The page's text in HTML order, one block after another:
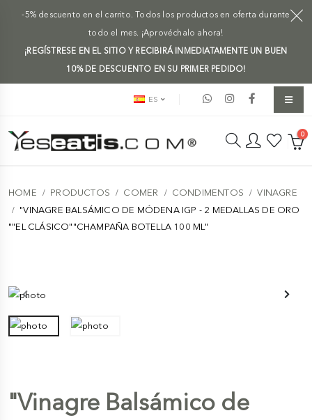
-5% descuento en el carrito. Todos los productos en oferta durante
todo el mes. ¡Aprovéchalo ahora!
¡REGÍSTRESE EN EL SITIO Y RECIBIRÁ INMEDIATAMENTE UN BUEN
10% DE DESCUENTO EN SU PRIMER PEDIDO!
ES
0
HOME PRODUCTOS COMER CONDIMENTOS
VINAGRE
"VINAGRE BALSÁMICO DE MÓDENA IGP - 2 MEDALLAS DE ORO
""EL CLÁSICO""CHAMPAÑA BOTELLA 100 ML"
"Vinagre Balsámico de